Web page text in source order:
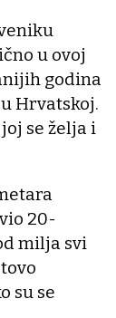
u ovoj
godina
Hrvatskoj.
se želja i
20-
milja svi
su se